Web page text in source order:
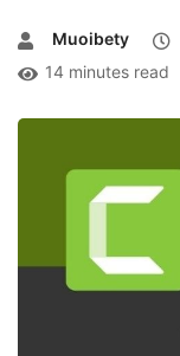
Muoibety
14 minutes read